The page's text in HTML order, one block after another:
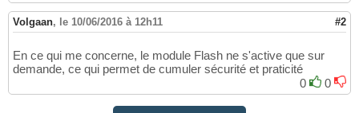
Volgaan, le 10/06/2016 à 12h11 #2
En ce qui me concerne, le module Flash ne s'active que sur
demande, ce qui permet de cumuler sécurité et praticité
0
0